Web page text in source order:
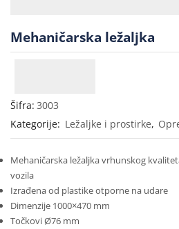
Mehaničarska ležaljka
Šifra: 3003
Kategorije: Ležaljke i prostirke,
Mehaničarska ležaljka vrhunskog
vozila
Izrađena od plastike otporne na udare
Dimenzije 1000×470 mm
Točkovi Ø76 mm